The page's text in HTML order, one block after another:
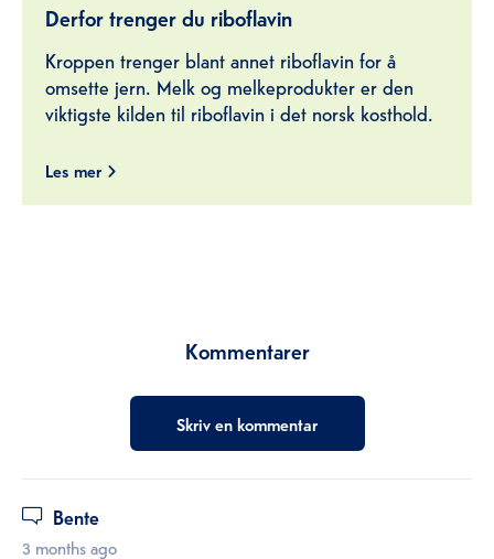
Derfor trenger du riboflavin
Kroppen trenger blant annet riboflavin for å
omsette jern. Melk og melkeprodukter er den
viktigste kilden til riboflavin i det norsk kosthold.
Les mer
Kommentarer
Skriv en kommentar
Bente
3 months ago